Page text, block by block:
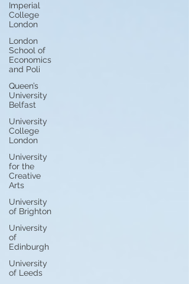
Imperial
College
London
London
School of
Economics
and Poli
Queen’s
University
Belfast
University
College
London
University
for the
Creative
Arts
University
of Brighton
University
of
Edinburgh
University
of Leeds